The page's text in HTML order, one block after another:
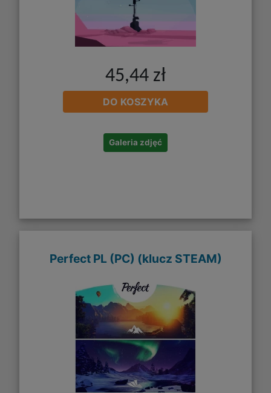
45,44 zł
DO KOSZYKA
Galeria zdjęć
Perfect PL (PC) (klucz STEAM)